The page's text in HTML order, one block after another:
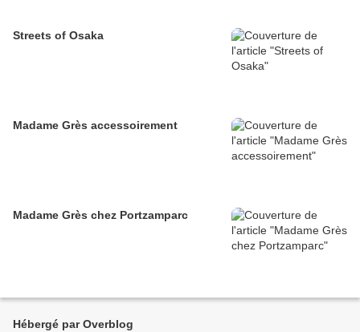
Streets of Osaka
Madame Grès accessoirement
Madame Grès chez Portzamparc
Hébergé par Overblog